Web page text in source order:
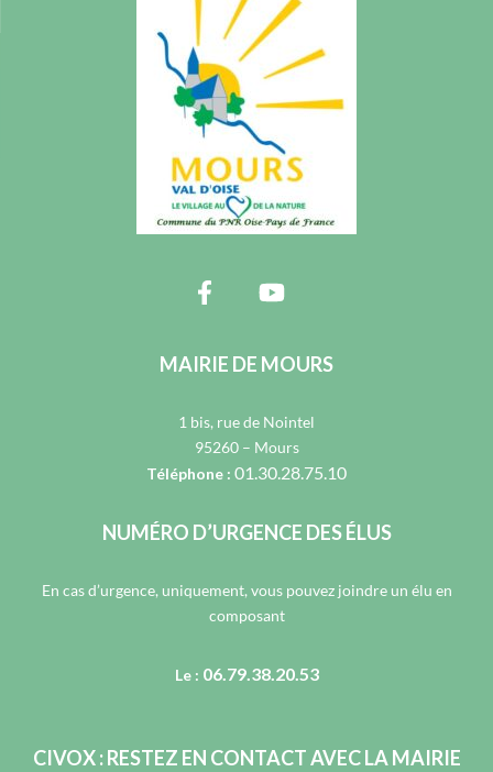
MAIRIE DE MOURS
1 bis, rue de Nointel
95260 – Mours
Téléphone : 01.30.28.75.10
NUMÉRO D’URGENCE DES ÉLUS
En cas d’urgence, uniquement, vous pouvez joindre un élu en
composant
Le : 06.79.38.20.53
CIVOX : RESTEZ EN CONTACT AVEC LA MAIRIE